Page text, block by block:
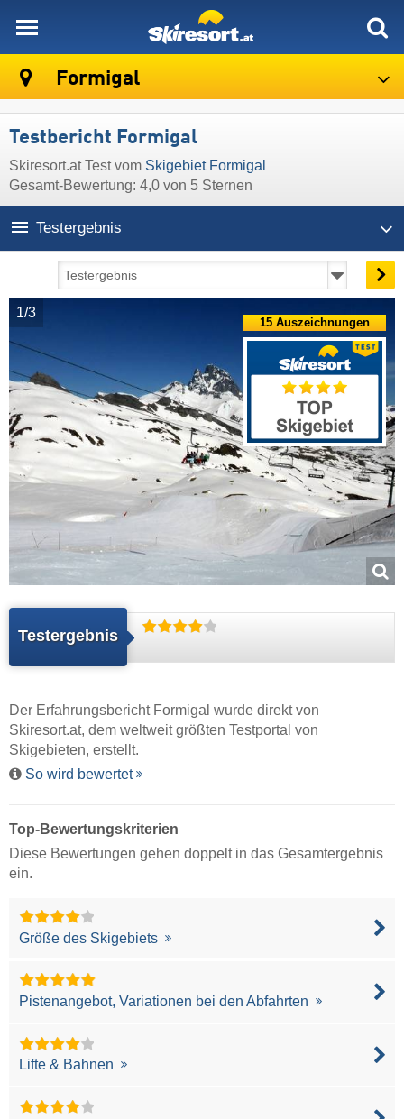
Formigal
Testbericht Formigal
Skiresort.at Test vom Skigebiet Formigal
Gesamt-Bewertung: 4,0 von 5 Sternen
Testergebnis
1/3
Testergebnis
15 Auszeichnungen
Der Erfahrungsbericht Formigal wurde direkt von
Skiresort.at, dem weltweit größten Testportal von
Skigebieten, erstellt.
So wird bewertet
Top-Bewertungskriterien
Diese Bewertungen gehen doppelt in das Gesamtergebnis
ein.
Größe des Skigebiets
Pistenangebot, Variationen bei den Abfahrten
Lifte & Bahnen